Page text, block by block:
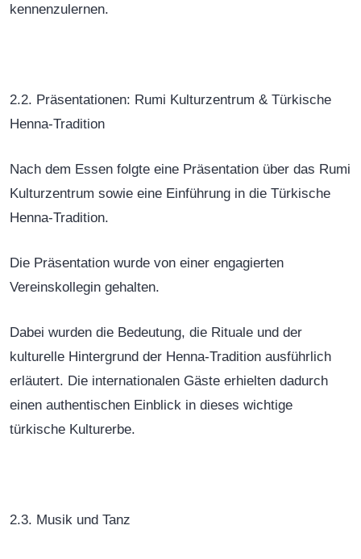
kennenzulernen.
2.2. Präsentationen: Rumi Kulturzentrum & Türkische
Henna-Tradition
Nach dem Essen folgte eine Präsentation über das Rumi
Kulturzentrum sowie eine Einführung in die Türkische
Henna-Tradition.
Die Präsentation wurde von einer engagierten
Vereinskollegin gehalten.
Dabei wurden die Bedeutung, die Rituale und der
kulturelle Hintergrund der Henna-Tradition ausführlich
erläutert. Die internationalen Gäste erhielten dadurch
einen authentischen Einblick in dieses wichtige
türkische Kulturerbe.
2.3. Musik und Tanz